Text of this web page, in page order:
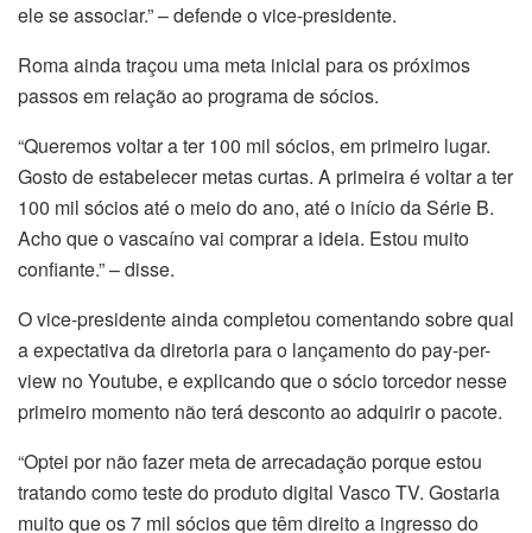
ele se associar.” – defende o vice-presidente.
Roma ainda traçou uma meta inicial para os próximos
passos em relação ao programa de sócios.
“Queremos voltar a ter 100 mil sócios, em primeiro lugar.
Gosto de estabelecer metas curtas. A primeira é voltar a ter
100 mil sócios até o meio do ano, até o início da Série B.
Acho que o vascaíno vai comprar a ideia. Estou muito
confiante.” – disse.
O vice-presidente ainda completou comentando sobre qual
a expectativa da diretoria para o lançamento do pay-per-
view no Youtube, e explicando que o sócio torcedor nesse
primeiro momento não terá desconto ao adquirir o pacote.
“Optei por não fazer meta de arrecadação porque estou
tratando como teste do produto digital Vasco TV. Gostaria
muito que os 7 mil sócios que têm direito a ingresso do